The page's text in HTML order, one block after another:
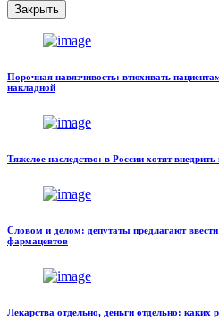
Закрыть
Порочная навязчивость: втюхивать
накладной
Тяжелое наследство: в России хотят внедрить
Словом и делом: депутаты предлагают
фармацевтов
Лекарства отдельно, деньги отдельно: каких